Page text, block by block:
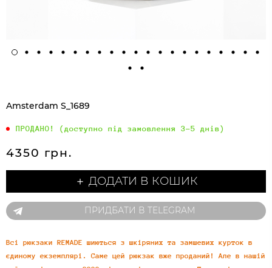
Amsterdam S_1689
ПРОДАНО! (доступно під замовлення 3-5 днів)
4350 грн.
＋ ДОДАТИ В КОШИК
ПРИДБАТИ В TELEGRAM
Всі рюкзаки REMADE шиються з шкіряних та замшевих курток в
єдиному екземплярі. Саме цей рюкзак вже проданий! Але в нашій